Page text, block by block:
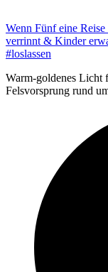
Wenn Fünf eine
verrinnt & Kinder
#loslassen
Warm-goldenes Licht
Felsvorsprung rund